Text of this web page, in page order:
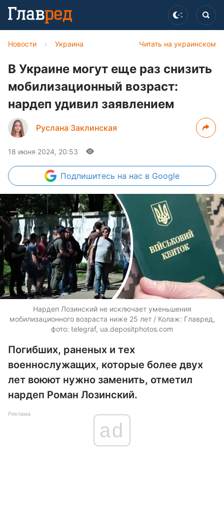
Читать на украинском
Новости › Украина
В Украине могут еще раз снизить
мобилизационный возраст:
нардеп удивил заявлением
Руслана Заклинская
18 июня 2024, 20:53
Подпишитесь на нас в Google
Нардеп Лозинский не исключает уменьшения
мобилизационного возраста ниже 25 лет / Колаж: Главред,
фото: telegraf, ua.depositphotos.com
Погибших, раненых и тех
военнослужащих, которые более двух
лет воюют нужно заменить, отметил
нардеп Роман Лозинский.
Реклама
ad